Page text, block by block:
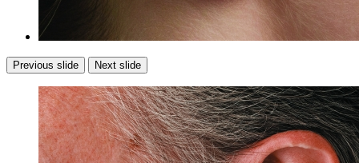
Previous slide Next slide